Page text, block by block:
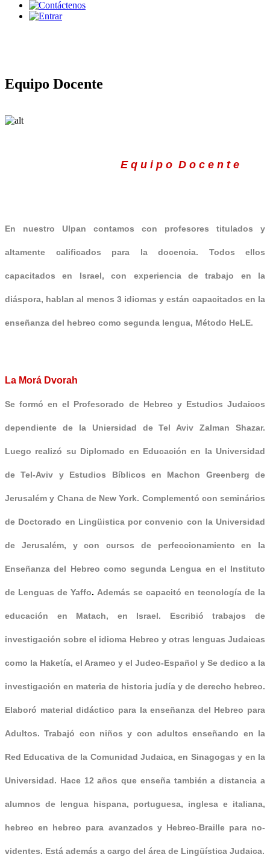
Equipo Docente
E q u i p o D o c e n t e
En nuestro Ulpan contamos con profesores titulados y
altamente calificados para la docencia. Todos ellos
capacitados en Israel, con experiencia de trabajo en la
diáspora, hablan al menos 3 idiomas y están capacitados en la
enseñanza del hebreo como segunda lengua, Método HeLE.
La Morá Dvorah
Se formó en el Profesorado de Hebreo y Estudios Judaicos
dependiente de la Uniersidad de Tel Aviv Zalman Shazar.
Luego realizó su Diplomado en Educación en la Universidad
de Tel-Aviv y Estudios Bíblicos en Machon Greenberg de
Jerusalém y Chana de New York. Complementó con seminários
de Doctorado en Lingüistica por convenio con la Universidad
de Jerusalém, y con cursos de perfeccionamiento en la
Enseñanza del Hebreo como segunda Lengua en el Instituto
de Lenguas de Yaffo. Además se capacitó en tecnología de la
educación en Matach, en Israel. Escribió trabajos de
investigación sobre el idioma Hebreo y otras lenguas Judaicas
como la Haketía, el Arameo y el Judeo-Español y Se dedico a la
investigación en materia de historia judía y de derecho hebreo.
Elaboró material didáctico para la enseñanza del Hebreo para
Adultos. Trabajó con niños y con adultos enseñando en la
Red Educativa de la Comunidad Judaica, en Sinagogas y en la
Universidad. Hace 12 años que enseña también a distancia a
alumnos de lengua hispana, portuguesa, inglesa e italiana,
hebreo en hebreo para avanzados y Hebreo-Braille para no-
videntes. Está además a cargo del área de Lingüística Judaica.